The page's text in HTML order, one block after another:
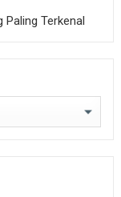
Paling Terkenal